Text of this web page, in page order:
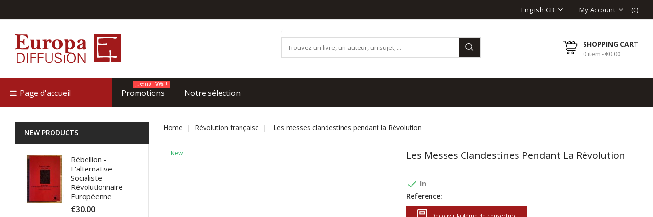
English GB My Account (0)
SHOPPING CART
0 item - €0.00
Page d'accueil Promotions
Jusqu'à -50% !
Notre sélection
NEW PRODUCTS
Rébellion -
L'alternative
Socialiste
Révolutionnaire
Européenne
€30.00
Home Révolution française Les messes clandestines pendant la Révolution
New Les Messes Clandestines Pendant La Révolution
done In
Reference: